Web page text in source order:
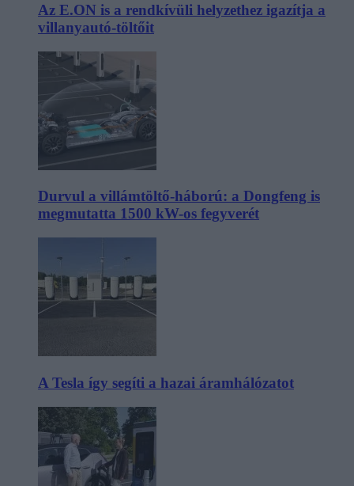
Az E.ON is a rendkívüli helyzethez igazítja a
villanyautó-töltőit
Durvul a villámtöltő-háború: a Dongfeng is
megmutatta 1500 kW-os fegyverét
A Tesla így segíti a hazai áramhálózatot